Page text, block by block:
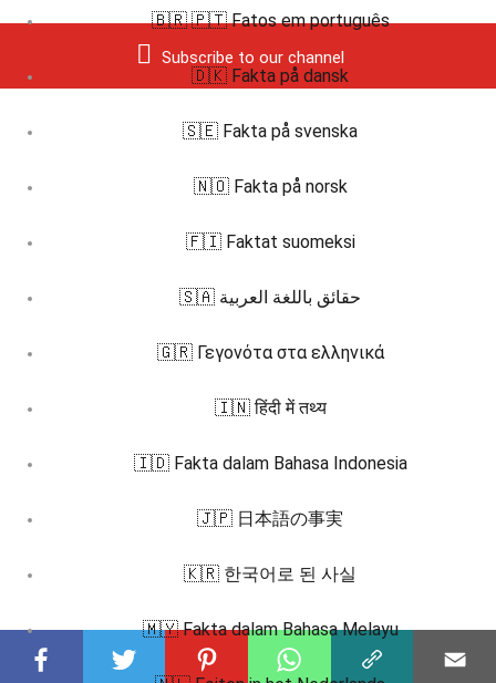
Subscribe to our channel
🇧🇷 🇵🇹 Fatos em português
🇩🇰 Fakta på dansk
🇸🇪 Fakta på svenska
🇳🇴 Fakta på norsk
🇫🇮 Faktat suomeksi
🇸🇦 حقائق باللغة العربية
🇬🇷 Γεγονότα στα ελληνικά
🇮🇳 हिंदी में तथ्य
🇮🇩 Fakta dalam Bahasa Indonesia
🇯🇵 日本語の事実
🇰🇷 한국어로 된 사실
🇲🇾 Fakta dalam Bahasa Melayu